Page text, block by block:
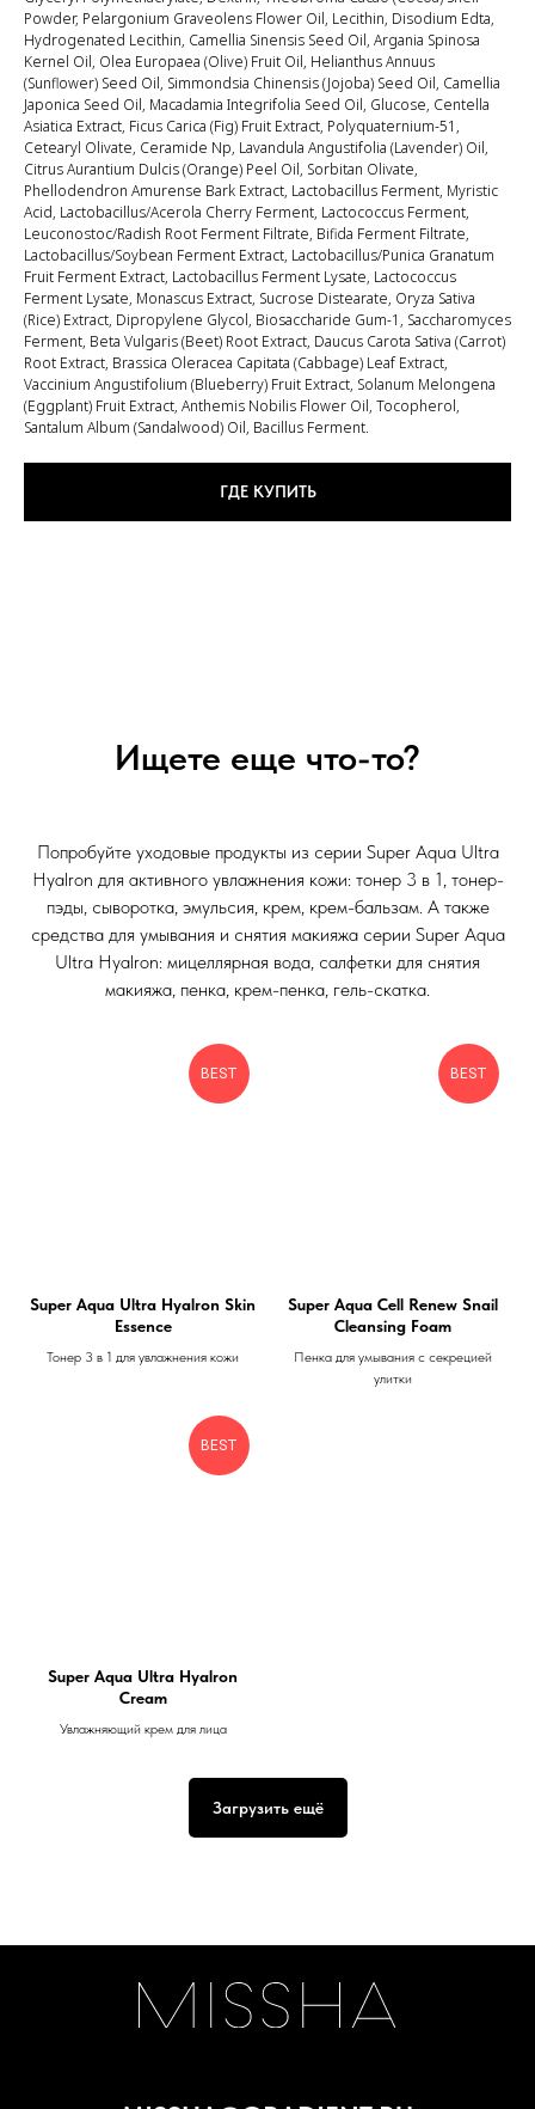
Powder, Pelargonium Graveolens Flower Oil, Lecithin, Disodium Edta,
Hydrogenated Lecithin, Camellia Sinensis Seed Oil, Argania Spinosa
Kernel Oil, Olea Europaea (Olive) Fruit Oil, Helianthus Annuus
(Sunflower) Seed Oil, Simmondsia Chinensis (Jojoba) Seed Oil, Camellia
Japonica Seed Oil, Macadamia Integrifolia Seed Oil, Glucose, Centella
Asiatica Extract, Ficus Carica (Fig) Fruit Extract, Polyquaternium-51,
Cetearyl Olivate, Ceramide Np, Lavandula Angustifolia (Lavender) Oil,
Citrus Aurantium Dulcis (Orange) Peel Oil, Sorbitan Olivate,
Phellodendron Amurense Bark Extract, Lactobacillus Ferment, Myristic
Acid, Lactobacillus/Acerola Cherry Ferment, Lactococcus Ferment,
Leuconostoc/Radish Root Ferment Filtrate, Bifida Ferment Filtrate,
Lactobacillus/Soybean Ferment Extract, Lactobacillus/Punica Granatum
Fruit Ferment Extract, Lactobacillus Ferment Lysate, Lactococcus
Ferment Lysate, Monascus Extract, Sucrose Distearate, Oryza Sativa
(Rice) Extract, Dipropylene Glycol, Biosaccharide Gum-1, Saccharomyces
Ferment, Beta Vulgaris (Beet) Root Extract, Daucus Carota Sativa (Carrot)
Root Extract, Brassica Oleracea Capitata (Cabbage) Leaf Extract,
Vaccinium Angustifolium (Blueberry) Fruit Extract, Solanum Melongena
(Eggplant) Fruit Extract, Anthemis Nobilis Flower Oil, Tocopherol,
Santalum Album (Sandalwood) Oil, Bacillus Ferment.
ГДЕ КУПИТЬ
Ищете еще что-то?
Попробуйте уходовые продукты из серии Super Aqua Ultra
Hyalron для активного увлажнения кожи: тонер 3 в 1, тонер-
пэды, сыворотка, эмульсия, крем, крем-бальзам. А также
средства для умывания и снятия макияжа серии Super Aqua
Ultra Hyalron: мицеллярная вода, салфетки для снятия
макияжа, пенка, крем-пенка, гель-скатка.
BEST
Super Aqua Ultra Hyalron Skin
Essence
Тонер 3 в 1 для увлажнения кожи
BEST
Super Aqua Cell Renew Snail
Cleansing Foam
Пенка для умывания с секрецией
улитки
BEST
Super Aqua Ultra Hyalron
Cream
Увлажняющий крем для лица
Загрузить ещё